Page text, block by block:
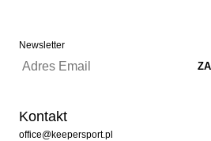
Newsletter
Kontakt
office@keepersport.pl